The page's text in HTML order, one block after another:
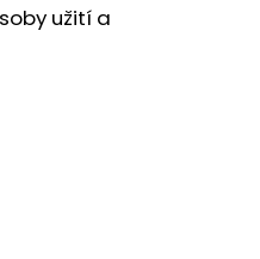
užití a